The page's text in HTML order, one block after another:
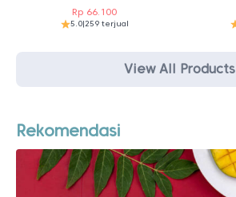
Rp 66.100
5.0|259 terjual
View All Products
Rekomendasi